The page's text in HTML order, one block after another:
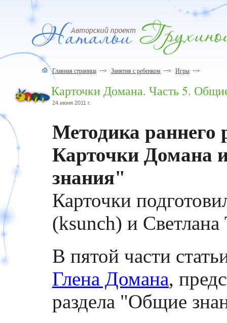
Главная страница Занятия с ребенком Игры
Карточки Домана. Часть 5.
24 июня 2011 г.
Методика раннего
Карточки Домана
знания"
Карточки
(ksunch) и
В пятой части
Глена Домана,
раздела "Общие